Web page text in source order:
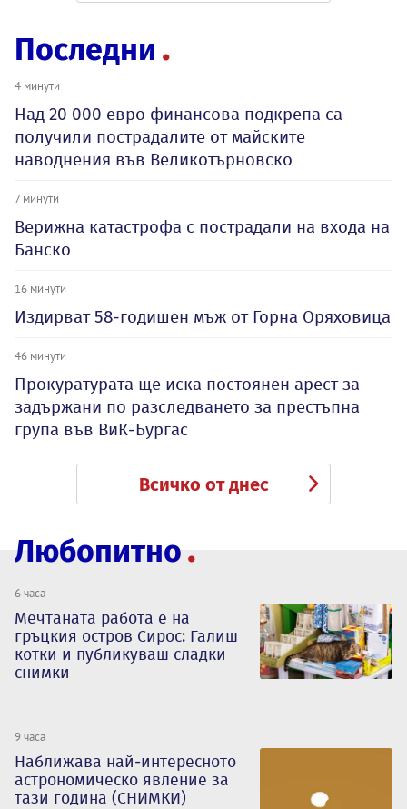
Последни
4 минути
Над 20 000 евро финансова подкрепа са
получили пострадалите от майските
наводнения във Великотърновско
7 минути
Верижна катастрофа с пострадали на входа на
Банско
16 минути
Издирват 58-годишен мъж от Горна Оряховица
46 минути
Прокуратурата ще иска постоянен арест за
задържани по разследването за престъпна
група във ВиК-Бургас
Всичко от днес
Любопитно
6 часа
Мечтаната работа е на
гръцкия остров Сирос: Галиш
котки и публикуваш сладки
снимки
9 часа
Наближава най-интересното
астрономическо явление за
тази година (СНИМКИ)